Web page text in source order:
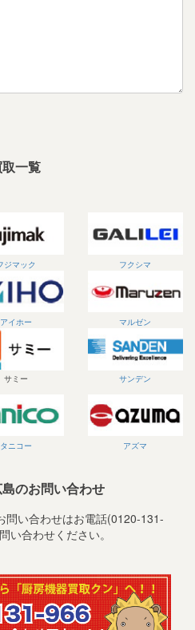
一覧
ジマック フクシマ
アイホー マルゼン
サミー サンデン
タニコー アズマ
のお問い合わせ
問い合わせはお電話(0120-131-
い合わせください。